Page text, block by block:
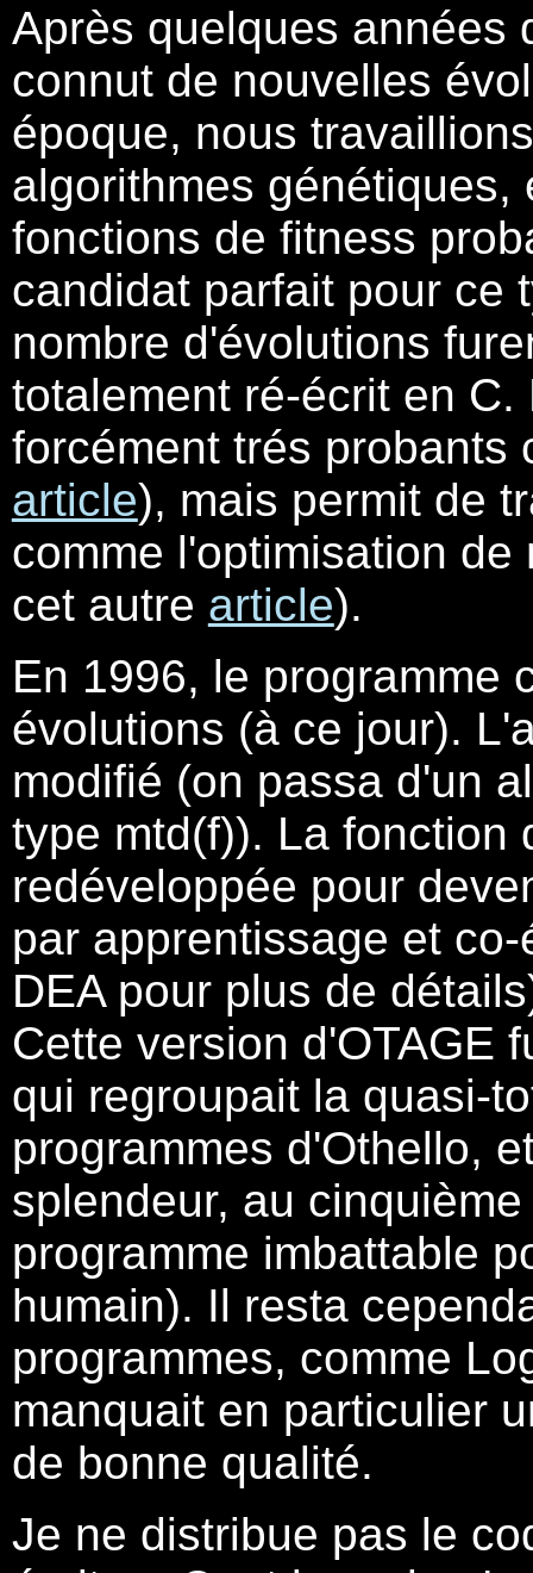
Après quelques années
connut de nouvelles
époque, nous
algorithmes
fonctions de fitness
candidat parfait pour ce
nombre d'évolutions
totalement ré-écrit en
forcément trés probants
article), mais permit de
comme l'optimisation
cet autre article).
En 1996, le programme
évolutions (à ce jour).
modifié (on passa d'un
type mtd(f)). La fonction
redéveloppée pour
par apprentissage et
DEA pour plus de
Cette version d'OTAGE
qui regroupait la quasi-
programmes d'Othello,
splendeur, au
programme imbattable
humain). Il resta
programmes, comme
manquait en particulier
de bonne qualité.
Je ne distribue pas le